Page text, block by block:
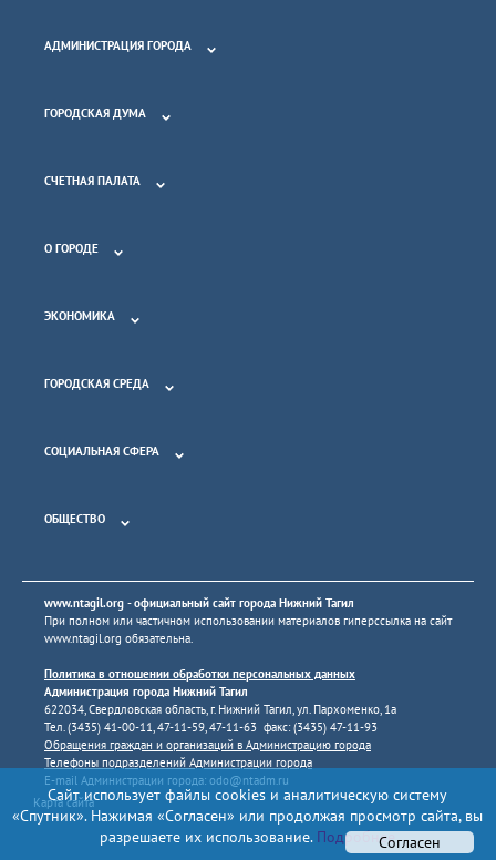
АДМИНИСТРАЦИЯ ГОРОДА
ГОРОДСКАЯ ДУМА
СЧЕТНАЯ ПАЛАТА
О ГОРОДЕ
ЭКОНОМИКА
ГОРОДСКАЯ СРЕДА
СОЦИАЛЬНАЯ СФЕРА
ОБЩЕСТВО
www.ntagil.org - официальный сайт города Нижний Тагил
При полном или частичном использовании материалов гиперссылка на сайт
www.ntagil.org обязательна.
Политика в отношении обработки персональных данных
Администрация города Нижний Тагил
622034, Свердловская область, г. Нижний Тагил, ул. Пархоменко, 1а
Тел. (3435) 41-00-11, 47-11-59, 47-11-63 факс: (3435) 47-11-93
Обращения граждан и организаций в Администрацию города
Телефоны подразделений Администрации города
E-mail Администрации города: odo@ntadm.ru
Карта сайта
Сайт использует файлы cookies и аналитическую систему
«Спутник». Нажимая «Согласен» или продолжая просмотр сайта, вы
разрешаете их использование.ПодробнееСогласен